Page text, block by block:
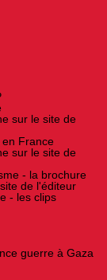
sur le site de
en France
sur le site de
- la brochure
de l'éditeur
- les clips
guerre à Gaza